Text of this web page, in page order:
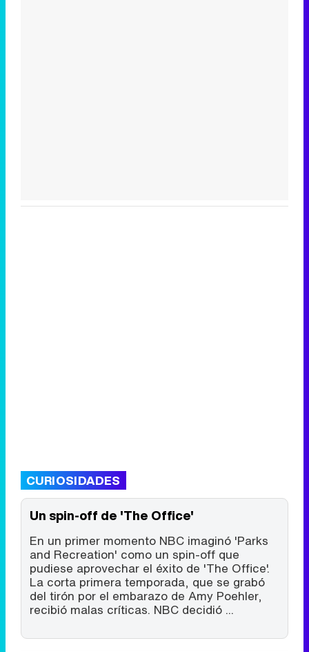
CURIOSIDADES
Un spin-off de 'The Office'
En un primer momento NBC imaginó 'Parks
and Recreation' como un spin-off que
pudiese aprovechar el éxito de 'The Office'.
La corta primera temporada, que se grabó
del tirón por el embarazo de Amy Poehler,
recibió malas críticas. NBC decidió ...